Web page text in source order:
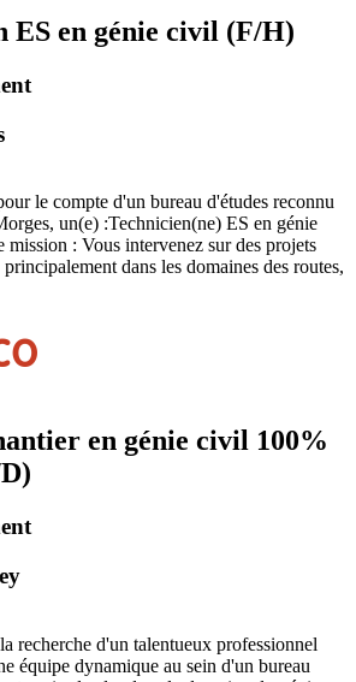
ES en génie civil (F/H)
le compte d'un bureau d'études reconnu
un(e) :Technicien(ne) ES en génie
: Vous intervenez sur des projets
dans les domaines des routes,
en génie civil 100%
recherche d'un talentueux professionnel
équipe dynamique au sein d'un bureau